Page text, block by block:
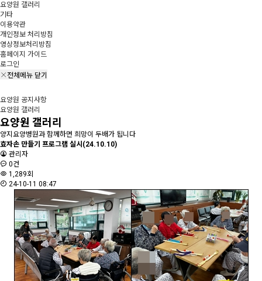
요양원 갤러리
기타
이용약관
개인정보 처리방침
영상정보처리방침
홈페이지 가이드
로그인
전체메뉴 닫기
요양원 공지사항
요양원 갤러리
요양원 갤러리
양지요양병원과 함께하면 희망이 두배가 됩니다
효자손 만들기 프로그램 실시(24.10.10)
관리자
0건
1,289회
24-10-11 08:47